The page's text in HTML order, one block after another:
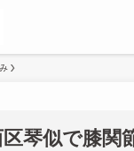
琴似で膝関